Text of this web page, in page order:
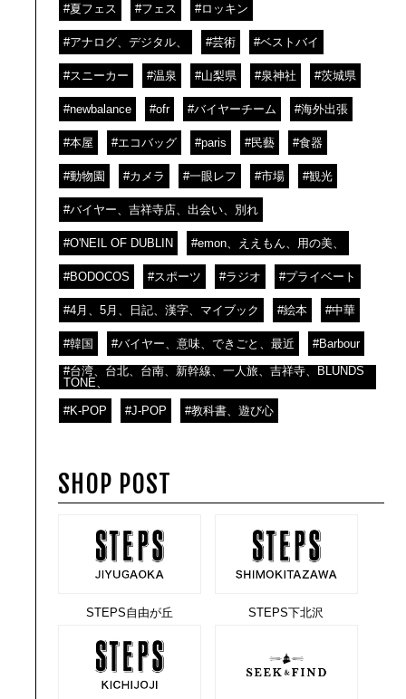
#夏フェス #フェス #ロッキン
#アナログ、デジタル、 #芸術 #ベストバイ
#スニーカー #温泉 #山梨県 #泉神社 #茨城県
#newbalance #ofr #バイヤーチーム #海外出張
#本屋 #エコバッグ #paris #民藝 #食器
#動物園 #カメラ #一眼レフ #市場 #観光
#バイヤー、吉祥寺店、出会い、別れ
#O'NEIL OF DUBLIN #emon、ええもん、用の美、
#BODOCOS #スポーツ #ラジオ #プライベート
#4月、5月、日記、漢字、マイブック #絵本 #中華
#韓国 #バイヤー、意味、できごと、最近 #Barbour
#台湾、台北、台南、新幹線、一人旅、吉祥寺、BLUNDS
TONE、
#K-POP #J-POP #教科書、遊び心
SHOP POST
STEPS自由が丘 STEPS下北沢